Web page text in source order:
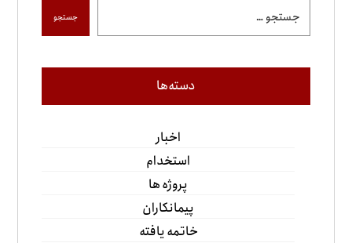
جستجو
دسته‌ها
اخبار
استخدام
پروژه ها
پیمانکاران
خاتمه یافته